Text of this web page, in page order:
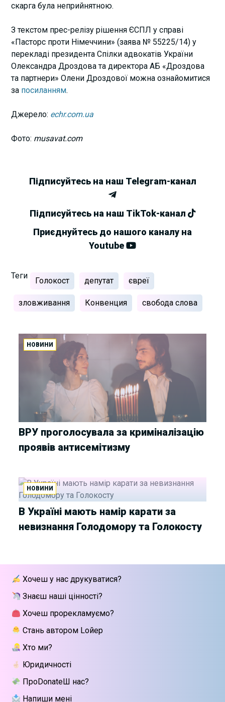
скарга була неприйнятною.
З текстом прес-релізу рішення ЄСПЛ у справі
«Пасторс проти Німеччини» (заява № 55225/14) у
перекладі президента Спілки адвокатів України
Олександра Дроздова та директора АБ «Дроздова
та партнери» Олени Дроздової можна ознайомитися
за посиланням.
Джерело: echr.com.ua
Фото: musavat.com
Підписуйтесь на наш Telegram-канал
Підписуйтесь на наш TikTok-канал
Приєднуйтесь до нашого каналу на
Youtube
Теги
Голокост депутат євреї
зловживання Конвенция свобода слова
НОВИНИ
ВРУ проголосувала за криміналізацію
проявів антисемітизму
НОВИНИ
В Україні мають намір карати за
невизнання Голодомору та Голокосту
Хочеш у нас друкуватися?
Знаєш наші цінності?
Хочеш прорекламуємо?
Стань автором Lойер
Хто ми?
Юридичності
ПроDonateШ нас?
Напиши мені